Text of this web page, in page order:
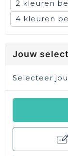
2
4
Jouw
Selecteer